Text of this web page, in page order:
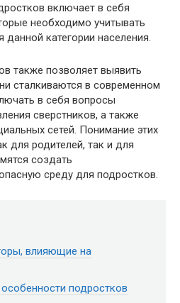
включает в себя
необходимо учитывать
категории населения.
также позволяет выявить
сталкиваются в современном
в себя вопросы
сверстников, а также
сетей. Понимание этих
для родителей, так и для
создать
среду для подростков.
влияющие на
подростков